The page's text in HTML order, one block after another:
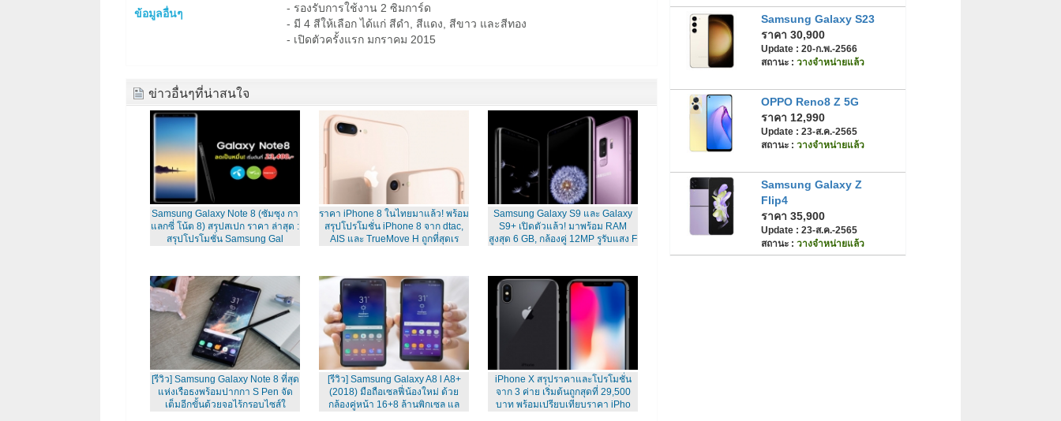
ข้อมูลอื่นๆ
- รองรับการใช้งาน 2 ซิมการ์ด
- มี 4 สีให้เลือก ได้แก่ สีดำ, สีแดง, สีขาว และสีทอง
- เปิดตัวครั้งแรก มกราคม 2015
ข่าวอื่นๆที่น่าสนใจ
Samsung Galaxy Note 8 (ซัมซุง กา
แลกซี่ โน้ต 8) สรุปสเปก ราคา ล่าสุด :
สรุปโปรโมชั่น Samsung Gal
ราคา iPhone 8 ในไทยมาแล้ว! พร้อม
สรุปโปรโมชั่น iPhone 8 จาก dtac,
AIS และ TrueMove H ถูกที่สุดเร
Samsung Galaxy S9 และ Galaxy
S9+ เปิดตัวแล้ว! มาพร้อม RAM
สูงสุด 6 GB, กล้องคู่ 12MP รูรับแสง F
[รีวิว] Samsung Galaxy Note 8 ที่สุด
แห่งเรือธงพร้อมปากกา S Pen จัด
เต็มอีกขั้นด้วยจอไร้กรอบไซส์ใ
[รีวิว] Samsung Galaxy A8 l A8+
(2018) มือถือเซลฟี่น้องใหม่ ด้วย
กล้องคู่หน้า 16+8 ล้านพิกเซล แล
iPhone X สรุปราคาและโปรโมชั่น
จาก 3 ค่าย เริ่มต้นถูกสุดที่ 29,500
บาท พร้อมเปรียบเทียบราคา iPho
Samsung Galaxy S23
ราคา 30,900
Update : 20-ก.พ.-2566
สถานะ : วางจำหน่ายแล้ว
OPPO Reno8 Z 5G
ราคา 12,990
Update : 23-ส.ค.-2565
สถานะ : วางจำหน่ายแล้ว
Samsung Galaxy Z
Flip4
ราคา 35,900
Update : 23-ส.ค.-2565
สถานะ : วางจำหน่ายแล้ว